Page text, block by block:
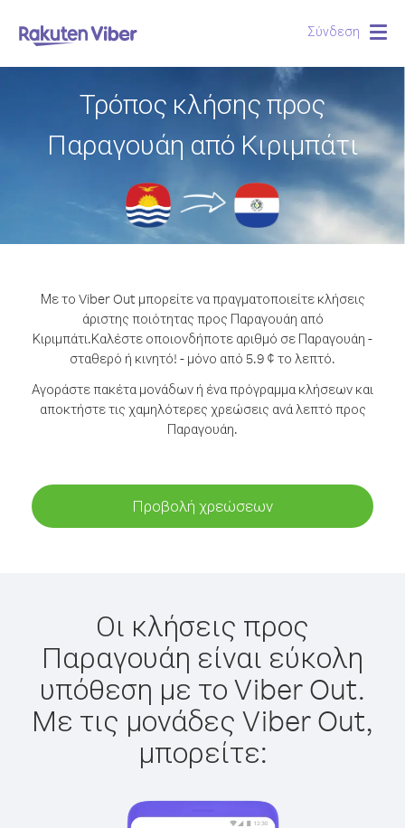
Σύνδεση
Τρόπος κλήσης προς
Παραγουάη από Κιριμπάτι
Με το Viber Out μπορείτε να πραγματοποιείτε κλήσεις
άριστης ποιότητας προς Παραγουάη από
Κιριμπάτι.Καλέστε οποιονδήποτε αριθμό σε Παραγουάη -
σταθερό ή κινητό! - μόνο από 5.9 ¢ το λεπτό.
Αγοράστε πακέτα μονάδων ή ένα πρόγραμμα κλήσεων και
αποκτήστε τις χαμηλότερες χρεώσεις ανά λεπτό προς
Παραγουάη.
Προβολή χρεώσεων
Οι κλήσεις προς
Παραγουάη είναι εύκολη
υπόθεση με το Viber Out.
Με τις μονάδες Viber Out,
μπορείτε: